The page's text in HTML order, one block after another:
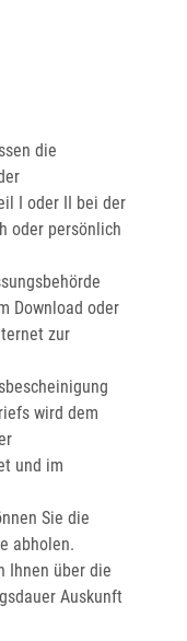
die
I oder II bei der
oder persönlich
Download oder
zur
wird dem
und im
Sie die
abholen.
Ihnen über die
Auskunft